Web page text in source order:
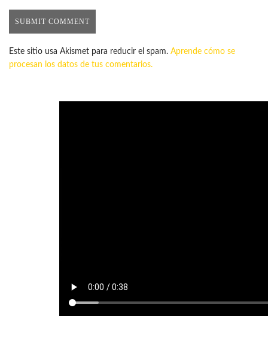
Este sitio usa Akismet para reducir el spam. Aprende cómo se
procesan los datos de tus comentarios.